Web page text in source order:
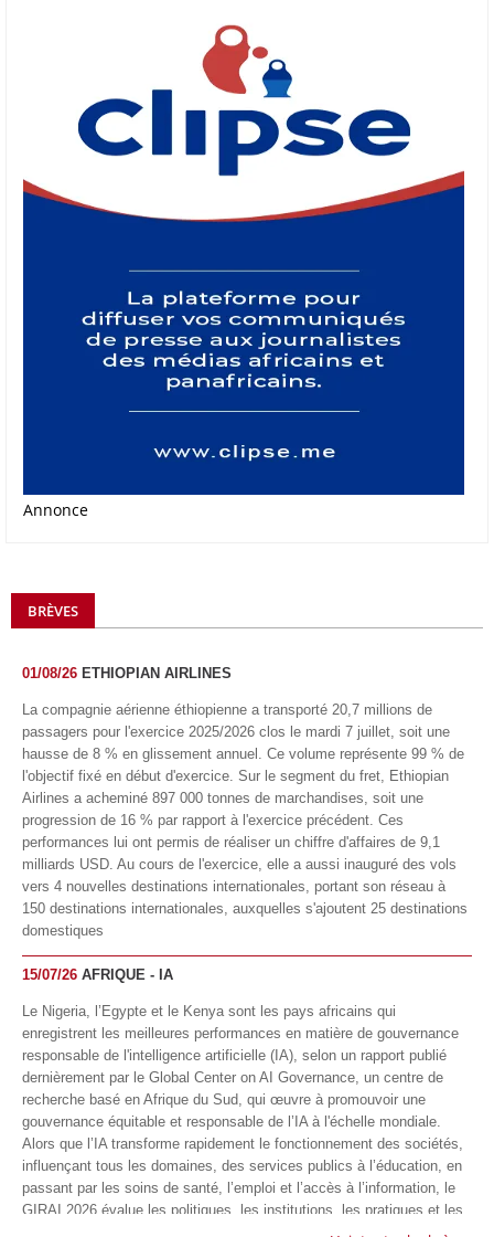
Annonce
BRÈVES
01/08/26 ETHIOPIAN AIRLINES
La compagnie aérienne éthiopienne a transporté 20,7 millions de
passagers pour l'exercice 2025/2026 clos le mardi 7 juillet, soit une
hausse de 8 % en glissement annuel. Ce volume représente 99 % de
l'objectif fixé en début d'exercice. Sur le segment du fret, Ethiopian
Airlines a acheminé 897 000 tonnes de marchandises, soit une
progression de 16 % par rapport à l'exercice précédent. Ces
performances lui ont permis de réaliser un chiffre d'affaires de 9,1
milliards USD. Au cours de l'exercice, elle a aussi inauguré des vols
vers 4 nouvelles destinations internationales, portant son réseau à
150 destinations internationales, auxquelles s'ajoutent 25 destinations
domestiques
15/07/26 AFRIQUE - IA
Le Nigeria, l’Egypte et le Kenya sont les pays africains qui
enregistrent les meilleures performances en matière de gouvernance
responsable de l'intelligence artificielle (IA), selon un rapport publié
dernièrement par le Global Center on AI Governance, un centre de
recherche basé en Afrique du Sud, qui œuvre à promouvoir une
gouvernance équitable et responsable de l’IA à l'échelle mondiale.
Alors que l’IA transforme rapidement le fonctionnement des sociétés,
influençant tous les domaines, des services publics à l’éducation, en
passant par les soins de santé, l’emploi et l’accès à l’information, le
GIRAI 2026 évalue les politiques, les institutions, les pratiques et les
conditions générales de gouvernance qui favorisent un déploiement